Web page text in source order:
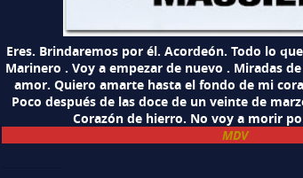
Eres. Brindaremos por él. Acordeón. Todo lo
Marinero . Voy a empezar de nuevo . Miradas
amor. Quiero amarte hasta el fondo de mi
Poco después de las doce de un veinte de
Corazón de hierro. No voy a morir
MDV